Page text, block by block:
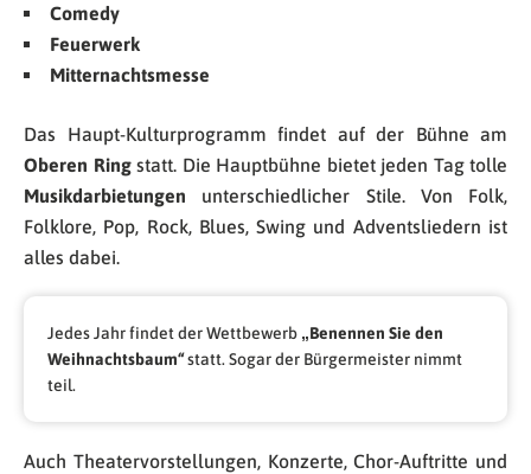
Comedy
Feuerwerk
Mitternachtsmesse
Das Haupt-Kulturprogramm findet auf der Bühne am
Oberen Ringstatt. Die Hauptbühne bietet jeden Tag tolle
Musikdarbietungen unterschiedlicher Stile. Von Folk,
Folklore, Pop, Rock, Blues, Swing und Adventsliedern ist
alles dabei.
Jedes Jahr findet der Wettbewerb „Benennen Sie den
Weihnachtsbaum“statt. Sogar der Bürgermeister nimmt
teil.
Auch Theatervorstellungen, Konzerte, Chor-Auftritte und